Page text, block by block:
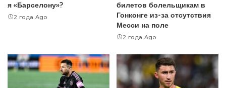
я «Барселону»?
2 года Ago
билетов болельщикам в
Гонконге из-за отсутствия
Месси на поле
2 года Ago